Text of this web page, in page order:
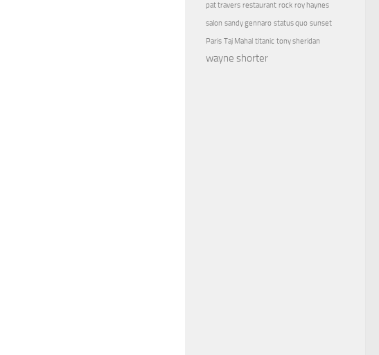
pat travers restaurant rock roy haynes
salon sandy gennaro status quo sunset
Paris Taj Mahal titanic tony sheridan
wayne shorter